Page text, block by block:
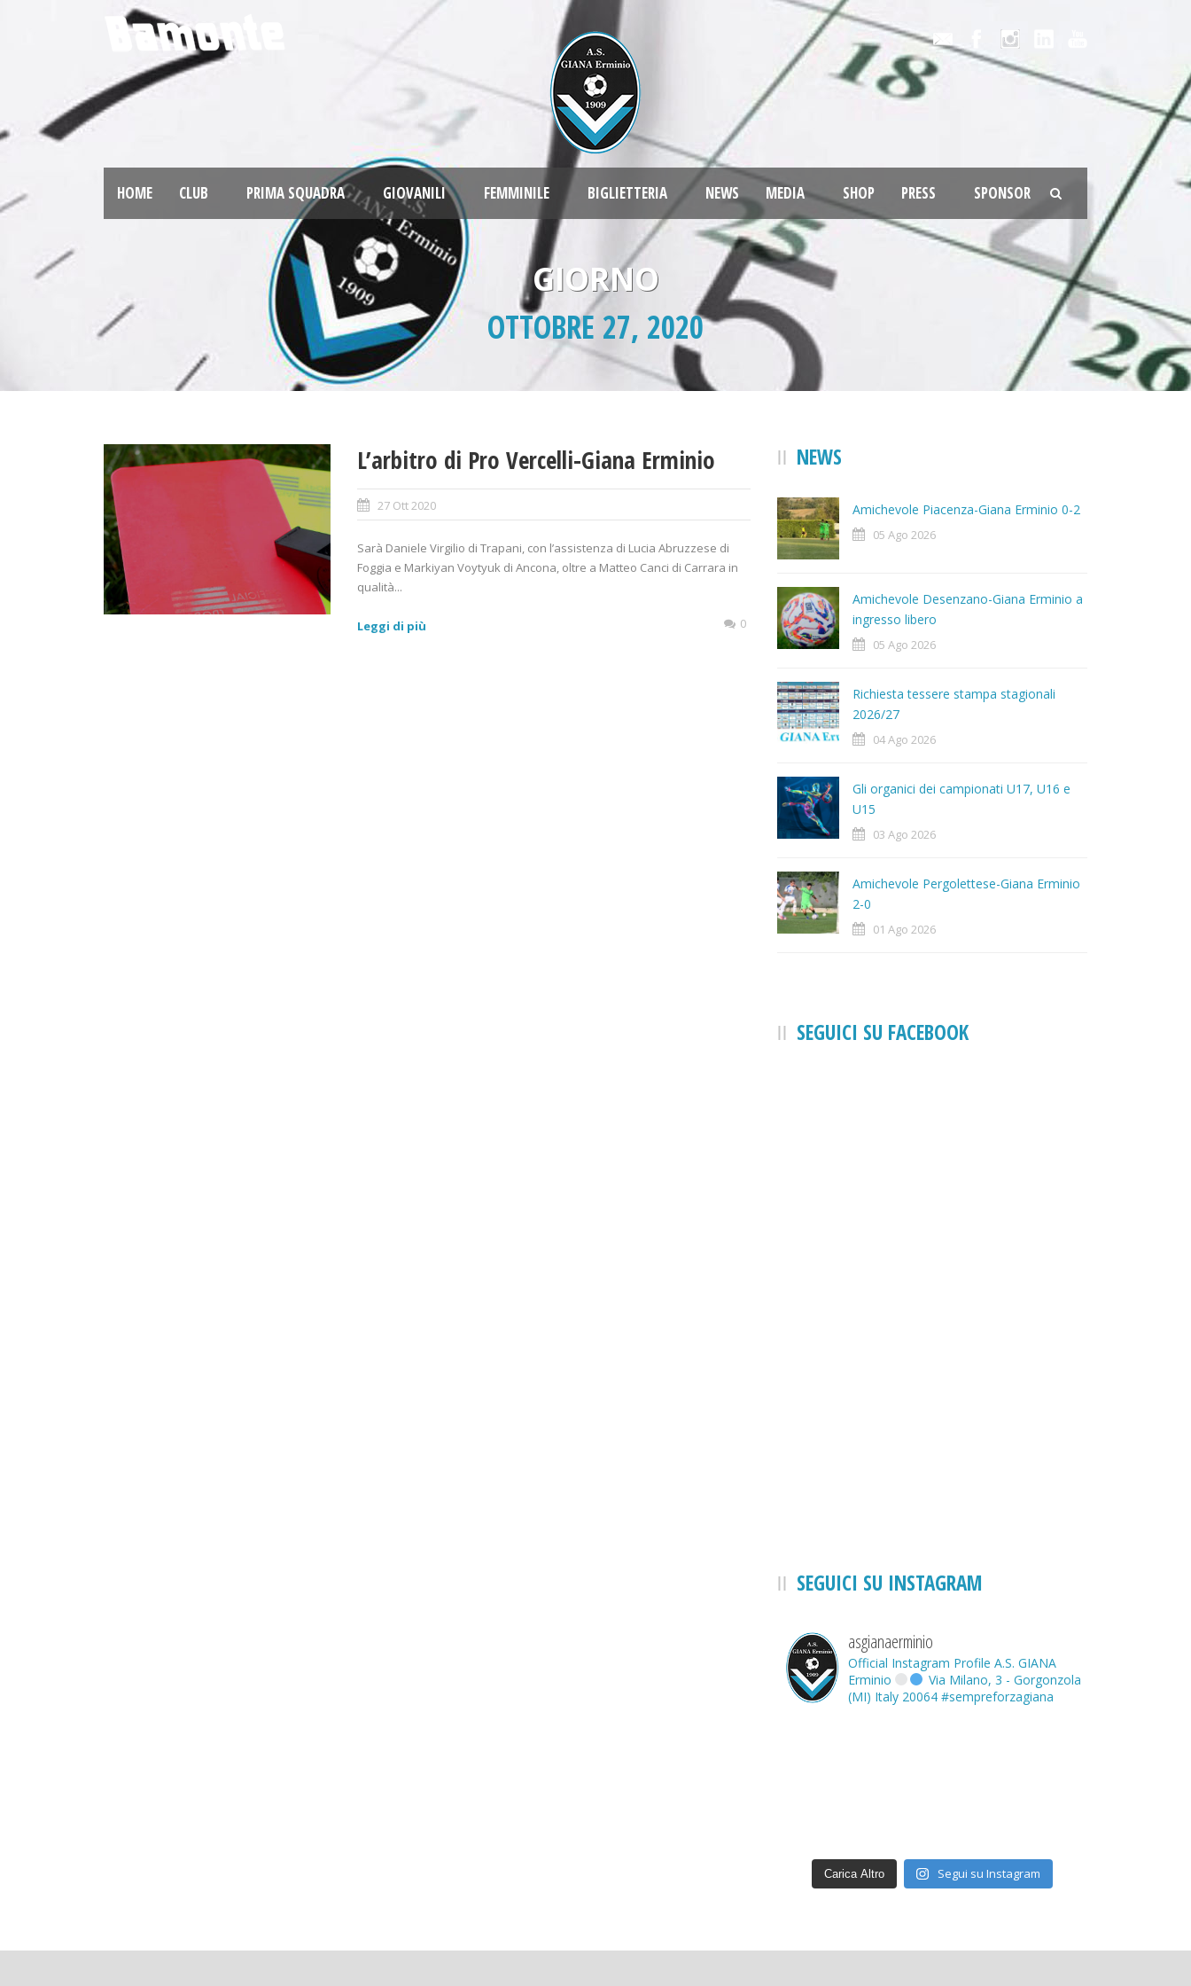
HOME CLUB PRIMA SQUADRA GIOVANILI FEMMINILE BIGLIETTERIA NEWS MEDIA SHOP PRESS SPONSOR
GIORNO
OTTOBRE 27, 2020
L’arbitro di Pro Vercelli-Giana Erminio
27 Ott 2020
Sarà Daniele Virgilio di Trapani, con l’assistenza di Lucia Abruzzese di
Foggia e Markiyan Voytyuk di Ancona, oltre a Matteo Canci di Carrara in
qualità...
Leggi di più 0
NEWS
Amichevole Piacenza-Giana Erminio 0-2
05 Ago 2026
Amichevole Desenzano-Giana Erminio a
ingresso libero
05 Ago 2026
Richiesta tessere stampa stagionali
2026/27
04 Ago 2026
Gli organici dei campionati U17, U16 e
U15
03 Ago 2026
Amichevole Pergolettese-Giana Erminio
2-0
01 Ago 2026
SEGUICI SU FACEBOOK
SEGUICI SU INSTAGRAM
asgianaerminio
Official Instagram Profile A.S. GIANA
Erminio
Via Milano, 3 - Gorgonzola
(MI) Italy 20064 #sempreforzagiana
Carica Altro Segui su Instagram